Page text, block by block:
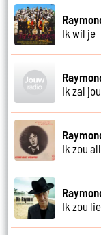
Ik wil je
Ik zal
Ik zou
Ik zou